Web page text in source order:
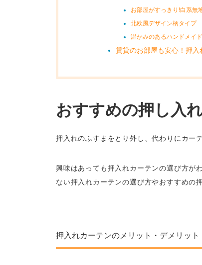
お部屋がすっきり!白系無
北欧風デザイン柄タイプ
温かみのあるハンドメイ
賃貸のお部屋も安心！押
おすすめの押し入
押入れのふすまをとり外し、代わりにカー
興味はあっても押入れカーテンの選び方が
ない押入れカーテンの選び方やおすすめの
押入れカーテンのメリット・デメリット